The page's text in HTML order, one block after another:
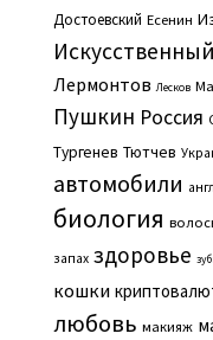
Достоевский Есенин
Лермонтов Лесков
Пушкин Россия
Тургенев Тютчев
автомобили
биология
запах здоровье
кошки
любовь макияж